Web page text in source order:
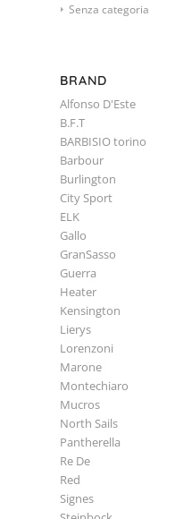
Senza categoria
BRAND
Alfonso D'Este
B.F.T
BARBISIO torino
Barbour
Burlington
City Sport
ELK
Gallo
GranSasso
Guerra
Heater
Kensington
Lierys
Lorenzoni
Marone
Montechiaro
Mucros
North Sails
Pantherella
Re De
Red
Signes